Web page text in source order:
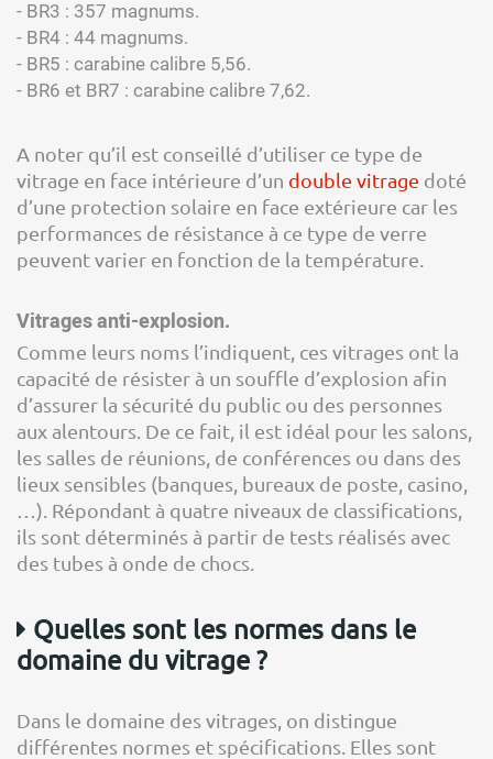
- BR3 : 357 magnums.
- BR4 : 44 magnums.
- BR5 : carabine calibre 5,56.
- BR6 et BR7 : carabine calibre 7,62.
A noter qu’il est conseillé d’utiliser ce type de
vitrage en face intérieure d’un double vitrage doté
d’une protection solaire en face extérieure car les
performances de résistance à ce type de verre
peuvent varier en fonction de la température.
Vitrages anti-explosion.
Comme leurs noms l’indiquent, ces vitrages ont la
capacité de résister à un souffle d’explosion afin
d’assurer la sécurité du public ou des personnes
aux alentours. De ce fait, il est idéal pour les salons,
les salles de réunions, de conférences ou dans des
lieux sensibles (banques, bureaux de poste, casino,
…). Répondant à quatre niveaux de classifications,
ils sont déterminés à partir de tests réalisés avec
des tubes à onde de chocs.
Quelles sont les normes dans le
domaine du vitrage ?
Dans le domaine des vitrages, on distingue
différentes normes et spécifications. Elles sont